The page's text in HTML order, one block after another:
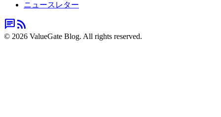
ニュースレター
chatrss_feed
© 2026 ValueGate Blog. All rights reserved.